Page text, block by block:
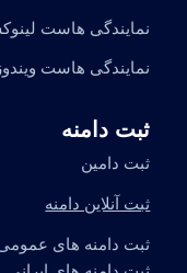
نمایندگی هاست
نمایندگی هاست ویندوز
ثبت دامنه
ثبت دامین
ثبت آنلاین دامنه
ثبت دامنه های